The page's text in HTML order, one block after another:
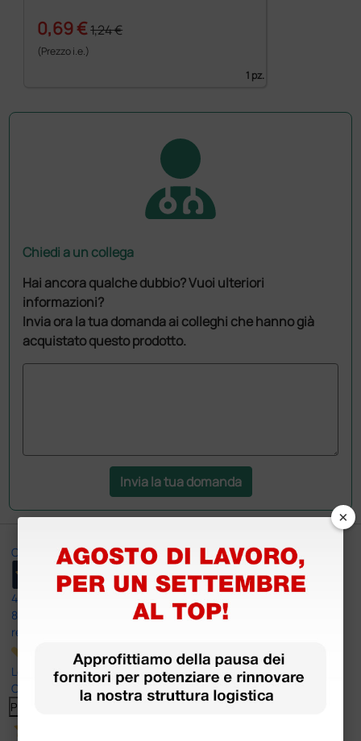
0,69 €1,24 €
(Prezzo i.e.)
1 pz.
Chiedi a un collega
Hai ancora qualche dubbio? Vuoi ulteriori
informazioni?
Invia ora la tua domanda ai colleghi che hanno già
acquistato questo prodotto.
Invia la tua domanda
Ottimo
4,6
8.330
recensioni
Le nostre recensioni a 4 e 5 stelle.
Clicca qui per leggerle tutte >
Precedente
Successivo
×